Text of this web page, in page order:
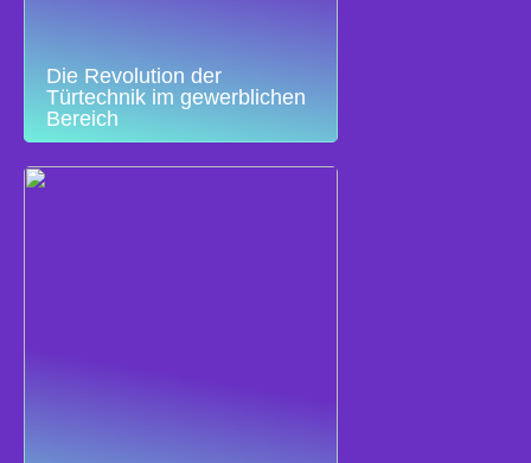
Die Revolution der
Türtechnik im gewerblichen
Bereich